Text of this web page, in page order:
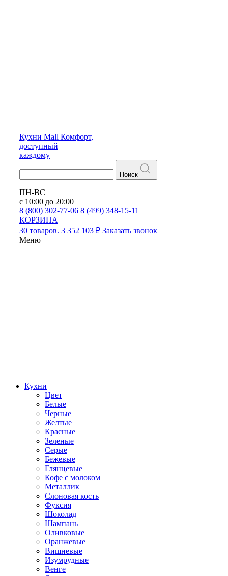
Кухни Mall Комфорт,
доступный
каждому
Поиск
ПН-ВС
с 10:00 до 20:00
8 (800) 302-77-06 8 (499) 348-15-11
КОРЗИНА
30 товаров. 3 352 103 ₽ Заказать звонок
Меню
Кухни
Цвет
Белые
Черные
Желтые
Красные
Зеленые
Серые
Бежевые
Глянцевые
Кофе с молоком
Металлик
Слоновая кость
Фуксия
Шоколад
Шампань
Оливковые
Оранжевые
Вишневые
Изумрудные
Венге